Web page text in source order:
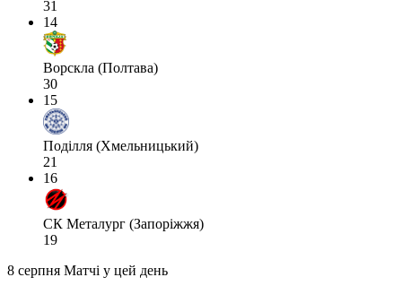
31
14
Ворскла (Полтава)
30
15
Поділля (Хмельницький)
21
16
СК Металург (Запоріжжя)
19
8 серпня Матчі у цей день